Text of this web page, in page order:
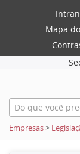
Mapa
Empresas>